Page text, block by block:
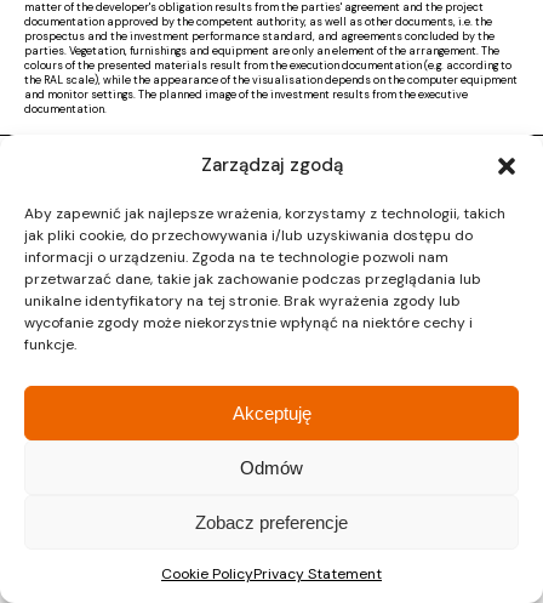
Zarządzaj zgodą
Aby zapewnić jak najlepsze wrażenia, korzystamy z technologii, takich
jak pliki cookie, do przechowywania i/lub uzyskiwania dostępu do
informacji o urządzeniu. Zgoda na te technologie pozwoli nam
przetwarzać dane, takie jak zachowanie podczas przeglądania lub
unikalne identyfikatory na tej stronie. Brak wyrażenia zgody lub
wycofanie zgody może niekorzystnie wpłynąć na niektóre cechy i
funkcje.
Akceptuję
Odmów
Zobacz preferencje
Cookie PolicyPrivacy Statement
matter of the developer's obligation results from the parties' agreement and the project
documentation approved by the competent authority, as well as other documents, i.e. the
prospectus and the investment performance standard, and agreements concluded by the
parties. Vegetation, furnishings and equipment are only an element of the arrangement. The
colours of the presented materials result from the execution documentation (e.g. according to
the RAL scale), while the appearance of the visualisation depends on the computer equipment
and monitor settings. The planned image of the investment results from the executive
documentation.
Activ Investment|Polityka prywatności
Design by CTL MEDIA | Strona www: Proformat